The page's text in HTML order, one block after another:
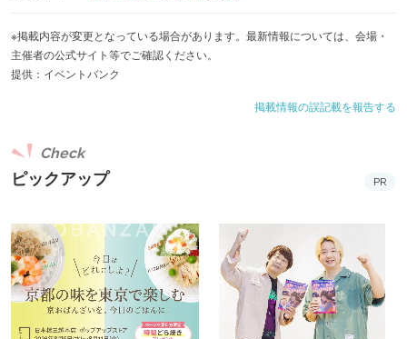
※掲載内容が変更となっている場合があります。最新情報については、会場・
主催者の公式サイト等でご確認ください。
提供：イベントバンク
掲載情報の誤記載を報告する
ピックアップ
Check
PR